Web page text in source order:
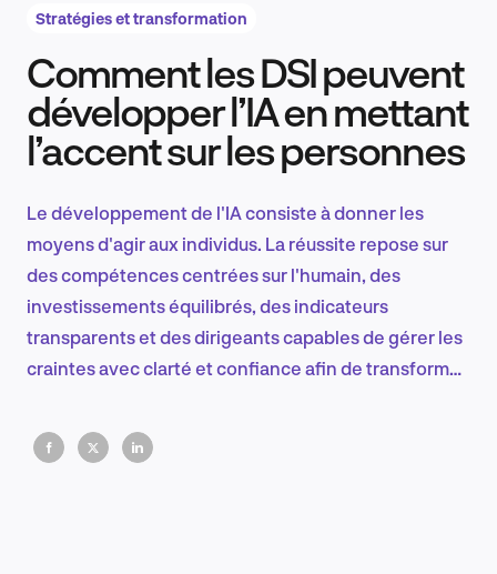
Recherche et conception produit
EN
Stratégies et transformation
Comment les DSI peuvent
développer l’IA en mettant
l’accent sur les personnes
Le développement de l'IA consiste à donner les
moyens d'agir aux individus. La réussite repose sur
des compétences centrées sur l'humain, des
investissements équilibrés, des indicateurs
transparents et des dirigeants capables de gérer les
craintes avec clarté et confiance afin de transformer